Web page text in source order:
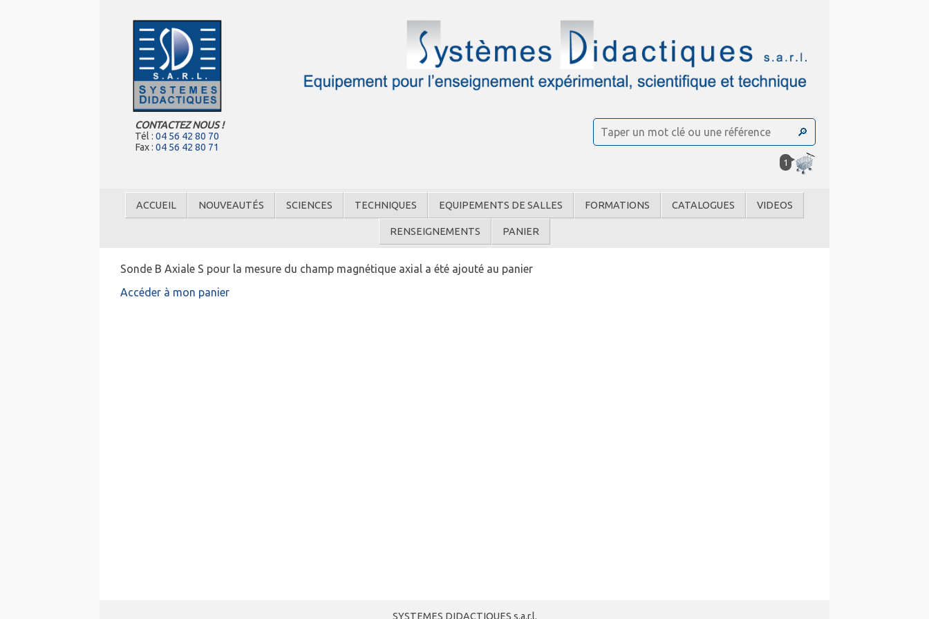
CONTACTEZ NOUS !
Tél : 04 56 42 80 70
Fax : 04 56 42 80 71
1
ACCUEIL NOUVEAUTÉS SCIENCES TECHNIQUES EQUIPEMENTS DE SALLES FORMATIONS CATALOGUES VIDEOS
RENSEIGNEMENTS PANIER
Sonde B Axiale S pour la mesure du champ magnétique axial a été ajouté au panier
Accéder à mon panier
SYSTEMES DIDACTIQUES s.a.r.l.